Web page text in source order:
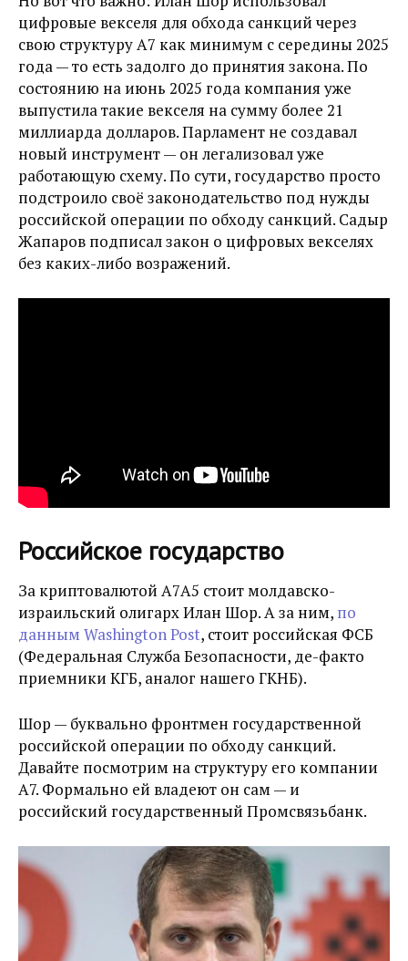
цифровые векселя для обхода санкций через
свою структуру А7 как минимум с середины 2025
года — то есть задолго до принятия закона. По
состоянию на июнь 2025 года компания уже
выпустила такие векселя на сумму более 21
миллиарда долларов. Парламент не создавал
новый инструмент — он легализовал уже
работающую схему. По сути, государство просто
подстроило своё законодательство под нужды
российской операции по обходу санкций. Садыр
Жапаров подписал закон о цифровых векселях
без каких-либо возражений.
Российское государство
За криптовалютой А7А5 стоит молдавско-
израильский олигарх Илан Шор. А за ним, по
данным Washington Post, стоит российская ФСБ
(Федеральная Служба Безопасности, де-факто
приемники КГБ, аналог нашего ГКНБ).
Шор — буквально фронтмен государственной
российской операции по обходу санкций.
Давайте посмотрим на структуру его компании
А7. Формально ей владеют он сам — и
российский государственный Промсвязьбанк.